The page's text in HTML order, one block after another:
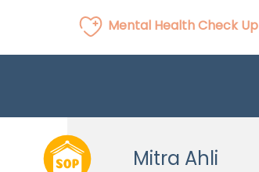
Mental Health Check Up
Mitra Ahli